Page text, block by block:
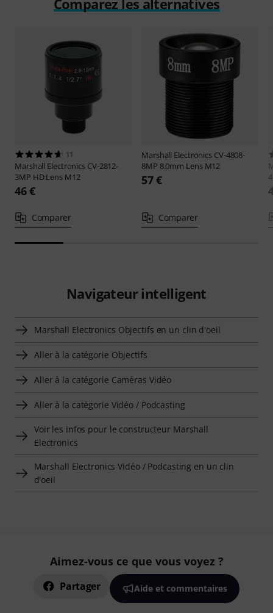
11
Marshall Electronics CV-2812-
3MP HD Lens M12
46 €
Comparer
Marshall Electronics CV-4808-
8MP 8.0mm Lens M12
57 €
Comparer
Navigateur intelligent
Marshall Electronics Objectifs en un clin d'oeil
Aller à la catégorie Objectifs
Aller à la catégorie Caméras Vidéo
Aller à la catégorie Vidéo / Podcasting
Voir les infos pour le constructeur Marshall
Electronics
Marshall Electronics Vidéo / Podcasting en un clin
d'oeil
Aimez-vous ce que vous voyez ?
Partager Aide et commentaires